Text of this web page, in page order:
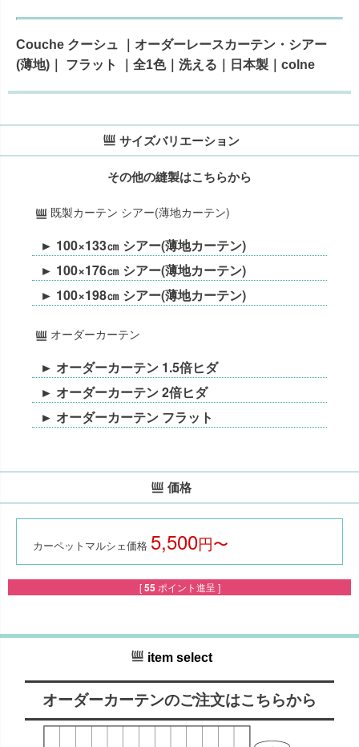
Couche クーシュ ｜オーダーレースカーテン・シアー
(薄地)｜ フラット ｜全1色｜洗える｜日本製｜colne
サイズバリエーション
その他の縫製はこちらから
既製カーテン シアー(薄地カーテン)
► 100×133㎝ シアー(薄地カーテン)
► 100×176㎝ シアー(薄地カーテン)
► 100×198㎝ シアー(薄地カーテン)
オーダーカーテン
► オーダーカーテン 1.5倍ヒダ
► オーダーカーテン 2倍ヒダ
► オーダーカーテン フラット
価格
カーペットマルシェ価格 5,500
[ 55 ポイント進呈 ]
item select
オーダーカーテンのご注文はこちらから